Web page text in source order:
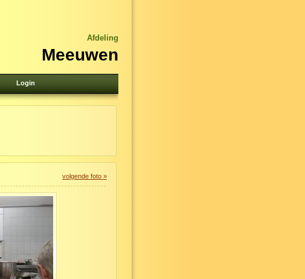
Afdeling
Meeuwen
Login
volgende foto »